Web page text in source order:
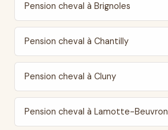
Pension cheval à Brignoles
Pension cheval à Chantilly
Pension cheval à Cluny
Pension cheval à Lamotte-Beuvron